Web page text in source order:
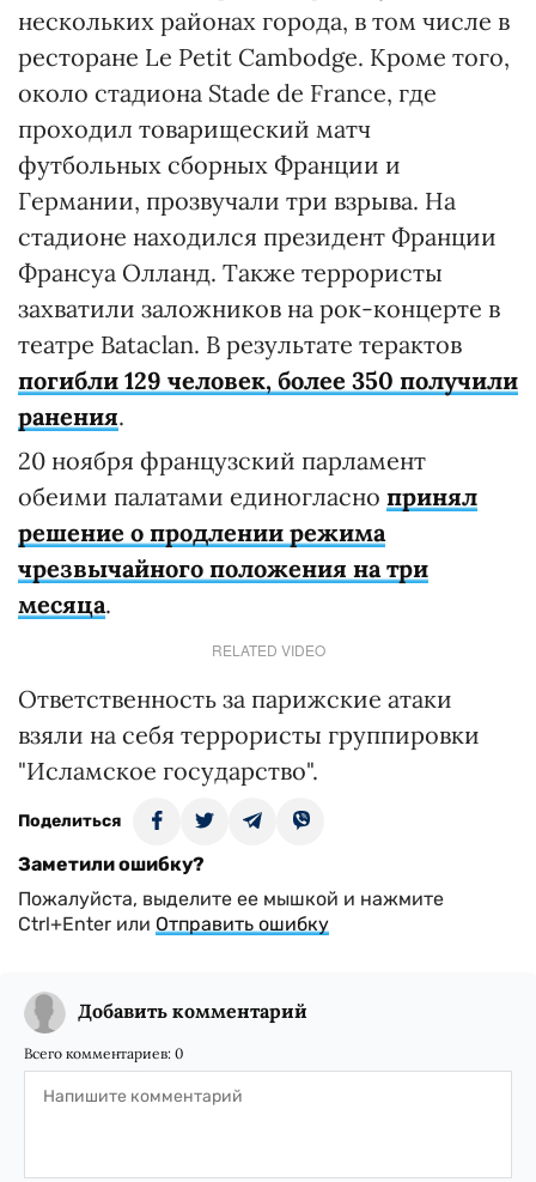
нескольких районах города, в том числе в
ресторане Le Petit Cambodge. Кроме того,
около стадиона Stade de France, где
проходил товарищеский матч
футбольных сборных Франции и
Германии, прозвучали три взрыва. На
стадионе находился президент Франции
Франсуа Олланд. Также террористы
захватили заложников на рок-концерте в
театре Bataclan. В результате терактов
погибли 129 человек, более 350 получили
ранения.
20 ноября французский парламент
обеими палатами единогласно принял
решение о продлении режима
чрезвычайного положения на три
месяца.
RELATED VIDEO
Ответственность за парижские атаки
взяли на себя террористы группировки
"Исламское государство".
Поделиться
Заметили ошибку?
Пожалуйста, выделите ее мышкой и нажмите
Ctrl+Enter или Отправить ошибку
Добавить комментарий
Всего комментариев: 0